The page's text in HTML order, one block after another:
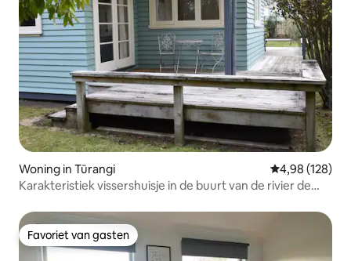
Woning in Tūrangi Gemiddelde
4,98 (128)
Karakteristiek vissershuisje in de buurt van de rivier de
Favoriet van gasten
Favoriet van gasten